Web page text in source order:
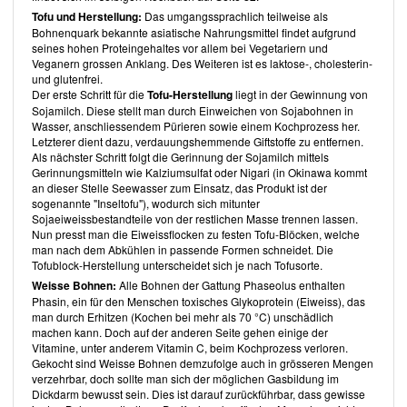
nämlich Eiweisspulver aus Hanf, braunem Reis oder Erbsen.
InVorrätesind eiweissreiche Zutaten besprochen. Grundlagen
beinhaltet Tipps, etwa zum Kochen und Einfrieren von Getreide und
Bohnen.Grundrezeptefür u.a. Bohnen und Seitan helfen, auf
unverarbeitete Produkte auszuweichen.
Teil 2: Rezepte
Jedes der aufgeführten Rezepte verfügt über entsprechende
Rezeptsymbole für: Glutenfrei, Sojafrei, Veganes Proteinpulver,
Erbsenprotein, Hanfprotein, Reisprotein, Sojaprotein (Tofu oder
Tempeh), Bohnenprotein (Bohnen ausser Soja- oder Erbsenprotein),
Weizenprotein sowie Nuss-/Samenprotein. Dadurch sind die jeweils
verwendeten Eiweissquellen leicht auszumachen.
Unaufhaltsame Smoothie-Bowls und Granola-Müslis
Unter Smoothie-Bowls sind Smoothies zum Löffeln zu verstehen, wie
beispielsweise dieMango-Avocado-Hanf-Smoothie-Bowl.
Des Ninjas Protein-Pfannkuchen, -Waffeln und viel, viel mehr
Von Kürbis-Power-Pfannkuchenüber Kichererbsen-
Gemüsepfannkuchen mit Korianderminze-Apfel-Chutney- hier ist
eine breite Auswahl sehr unterschiedlicher Rezepte aufgeführt.
Die Protein-Backstube
Süsse Rezepte wie Blaubeer-Zitronen-Protein-Scones oder
Tofu und Herstellung: Das umgangssprachlich teilweise als
Bohnenquark bekannte asiatische Nahrungsmittel findet aufgrund
seines hohen Proteingehaltes vor allem bei Vegetariern und
Veganern grossen Anklang. Des Weiteren ist es laktose-, cholesterin-
und glutenfrei.
Der erste Schritt für dieTofu-Herstellungliegt in der Gewinnung von
Sojamilch. Diese stellt man durch Einweichen von Sojabohnen in
Wasser, anschliessendem Pürieren sowie einem Kochprozess her.
Letzterer dient dazu, verdauungshemmende Giftstoffe zu entfernen.
Als nächster Schritt folgt die Gerinnung der Sojamilch mittels
Gerinnungsmitteln wie Kalziumsulfat oder Nigari (in Okinawa kommt
an dieser Stelle Seewasser zum Einsatz, das Produkt ist der
sogenannte "Inseltofu"), wodurch sich mitunter
Sojaeiweissbestandteile von der restlichen Masse trennen lassen.
Nun presst man die Eiweissflocken zu festen Tofu-Blöcken, welche
man nach dem Abkühlen in passende Formen schneidet. Die
Tofublock-Herstellung unterscheidet sich je nach Tofusorte.
Weisse Bohnen: Alle Bohnen der Gattung Phaseolus enthalten
Phasin, ein für den Menschen toxisches Glykoprotein (Eiweiss), das
man durch Erhitzen (Kochen bei mehr als 70 °C) unschädlich
machen kann. Doch auf der anderen Seite gehen einige der
Vitamine, unter anderem Vitamin C, beim Kochprozess verloren.
Gekocht sind Weisse Bohnen demzufolge auch in grösseren Mengen
verzehrbar, doch sollte man sich der möglichen Gasbildung im
Dickdarm bewusst sein. Dies ist darauf zurückführbar, dass gewisse